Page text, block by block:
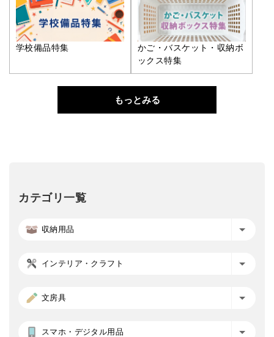
学校備品特集
かご・バスケット・収納ボ
ックス特集
もっとみる
カテゴリ一覧
収納用品
インテリア・クラフト
文房具
スマホ・デジタル用品